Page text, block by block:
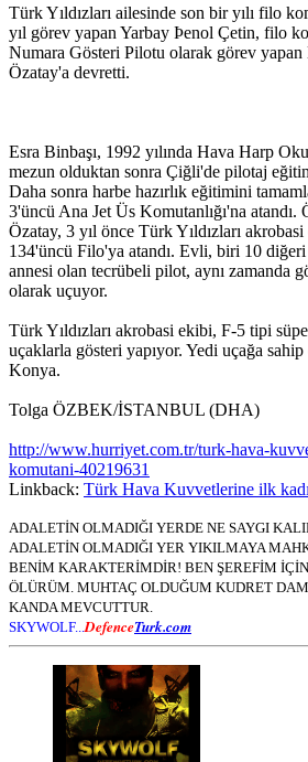
Türk Yıldızları ailesinde son bir yılı filo
yıl görev yapan Yarbay Þenol Çetin, filo
Numara Gösteri Pilotu olarak görev yapan
Özatay'a devretti.
Esra Binbaşı, 1992 yılında Hava Harp
mezun olduktan sonra Çiğli'de pilotaj
Daha sonra harbe hazırlık eğitimini
3'üncü Ana Jet Üs Komutanlığı'na atandı.
Özatay, 3 yıl önce Türk Yıldızları
134'üncü Filo'ya atandı. Evli, biri 10
annesi olan tecrübeli pilot, aynı zamanda
olarak uçuyor.
Türk Yıldızları akrobasi ekibi, F-5 tipi
uçaklarla gösteri yapıyor. Yedi uçağa
Konya.
Tolga ÖZBEK/İSTANBUL (DHA)
http://www.hurriyet.com.tr/turk-hava-
komutani-40219631
Linkback: Türk Hava Kuvvetlerine ilk
ADALETİN OLMADIĞI YERDE NE SAYGI
ADALETİN OLMADIĞI YER YIKILMAYA
BENİM KARAKTERİMDİR! BEN ŞEREFİM
ÖLÜRÜM. MUHTAÇ OLDUĞUM KUDRET
KANDA MEVCUTTUR.
SKYWOLF... DefenceTurk.com